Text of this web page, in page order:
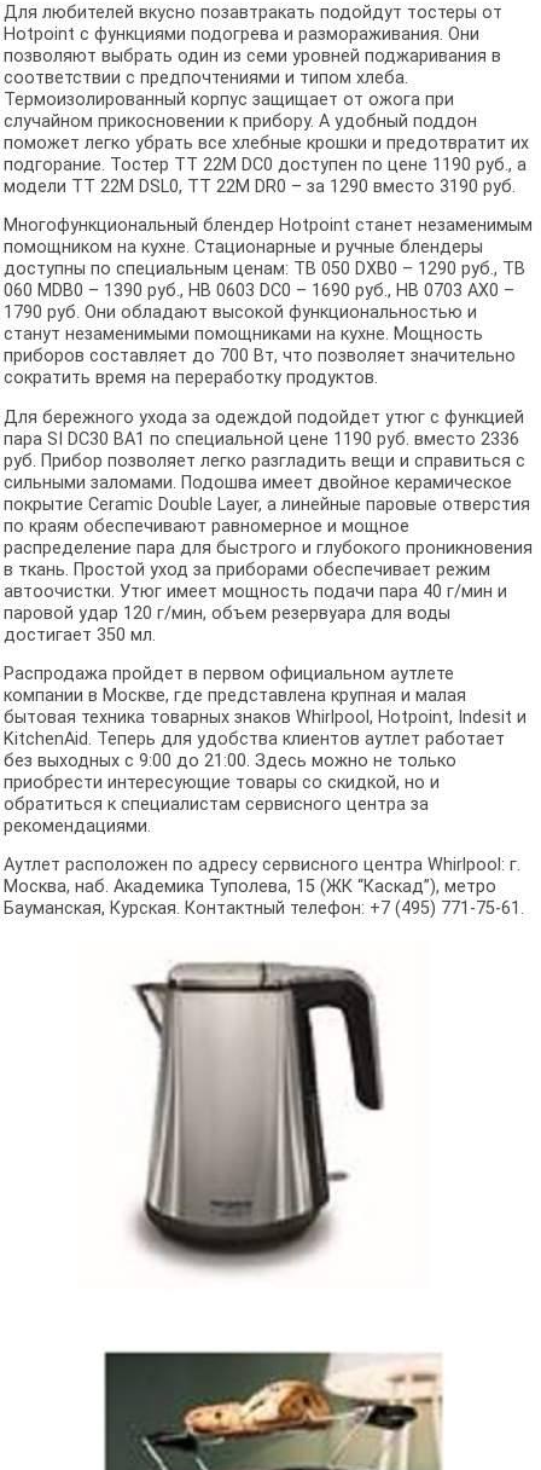
Для любителей вкусно позавтракать подойдут тостеры от
Hotpoint с функциями подогрева и размораживания. Они
позволяют выбрать один из семи уровней поджаривания в
соответствии с предпочтениями и типом хлеба.
Термоизолированный корпус защищает от ожога при
случайном прикосновении к прибору. А удобный поддон
поможет легко убрать все хлебные крошки и предотвратит их
подгорание. Тостер TT 22M DC0 доступен по цене 1190 руб., а
модели TT 22M DSL0, TT 22M DR0 – за 1290 вместо 3190 руб.
Многофункциональный блендер Hotpoint станет незаменимым
помощником на кухне. Стационарные и ручные блендеры
доступны по специальным ценам: TB 050 DXB0 – 1290 руб., TB
060 MDB0 – 1390 руб., HB 0603 DC0 – 1690 руб., HB 0703 AX0 –
1790 руб. Они обладают высокой функциональностью и
станут незаменимыми помощниками на кухне. Мощность
приборов составляет до 700 Вт, что позволяет значительно
сократить время на переработку продуктов.
Для бережного ухода за одеждой подойдет утюг с функцией
пара SI DC30 BA1 по специальной цене 1190 руб. вместо 2336
руб. Прибор позволяет легко разгладить вещи и справиться с
сильными заломами. Подошва имеет двойное керамическое
покрытие Ceramic Double Layer, а линейные паровые отверстия
по краям обеспечивают равномерное и мощное
распределение пара для быстрого и глубокого проникновения
в ткань. Простой уход за приборами обеспечивает режим
автоочистки. Утюг имеет мощность подачи пара 40 г/мин и
паровой удар 120 г/мин, объем резервуара для воды
достигает 350 мл.
Распродажа пройдет в первом официальном аутлете
компании в Москве, где представлена крупная и малая
бытовая техника товарных знаков Whirlpool, Hotpoint, Indesit и
KitchenAid. Теперь для удобства клиентов аутлет работает
без выходных с 9:00 до 21:00. Здесь можно не только
приобрести интересующие товары со скидкой, но и
обратиться к специалистам сервисного центра за
рекомендациями.
Аутлет расположен по адресу сервисного центра Whirlpool: г.
Москва, наб. Академика Туполева, 15 (ЖК “Каскад”), метро
Бауманская, Курская. Контактный телефон: +7 (495) 771-75-61.